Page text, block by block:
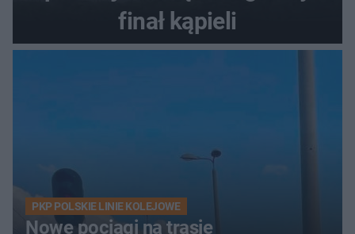
finał kąpieli
PKP POLSKIE LINIE KOLEJOWE
Nowe pociągi na trasie